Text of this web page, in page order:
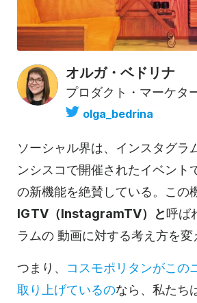
オルガ・ベドリナ
プロダクト・マーケタ
olga_bedrina
ソーシャル界は、 インスタグラ
ンシスコで開催されたイベント
の新機能を絶賛している。この
IGTV（InstagramTV）と呼ば
ラムの 動画に対する考え方を変
つまり、 コスモポリタンがこの
取り上げているのなら、私たち